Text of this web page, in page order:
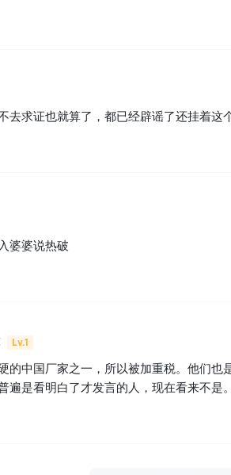
去求证也就算了，都已经辟谣了还挂着这
婆婆说热破
Lv.1
的中国厂家之一，所以被加重税。他们
遍是看明白了才发言的人，现在看来不是